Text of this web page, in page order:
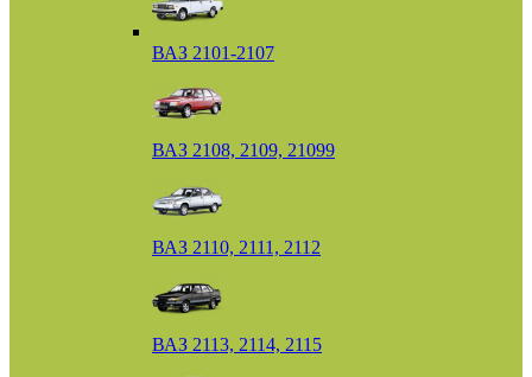
ВАЗ 2101-2107
ВАЗ 2108, 2109, 21099
ВАЗ 2110, 2111, 2112
ВАЗ 2113, 2114, 2115